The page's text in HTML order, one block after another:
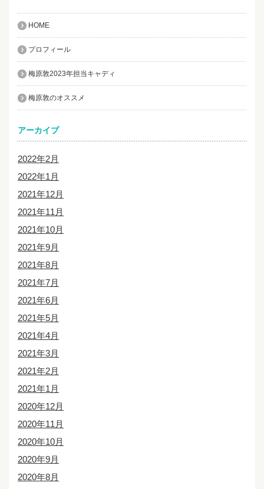
HOME
プロフィール
梅原敦2023年担当キャディ
梅原敦のオススメ
アーカイブ
2022年2月
2022年1月
2021年12月
2021年11月
2021年10月
2021年9月
2021年8月
2021年7月
2021年6月
2021年5月
2021年4月
2021年3月
2021年2月
2021年1月
2020年12月
2020年11月
2020年10月
2020年9月
2020年8月